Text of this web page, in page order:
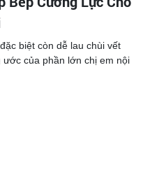
biệt còn dễ lau chùi vết
của phần lớn chị em nội